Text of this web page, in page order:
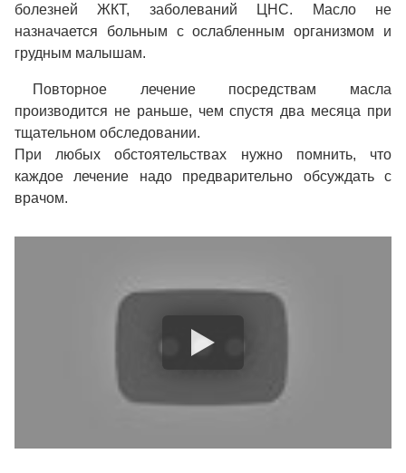
болезней ЖКТ, заболеваний ЦНС. Масло не
назначается больным с ослабленным организмом и
грудным малышам.
Повторное лечение посредствам масла
производится не раньше, чем спустя два месяца при
тщательном обследовании.
При любых обстоятельствах нужно помнить, что
каждое лечение надо предварительно обсуждать с
врачом.